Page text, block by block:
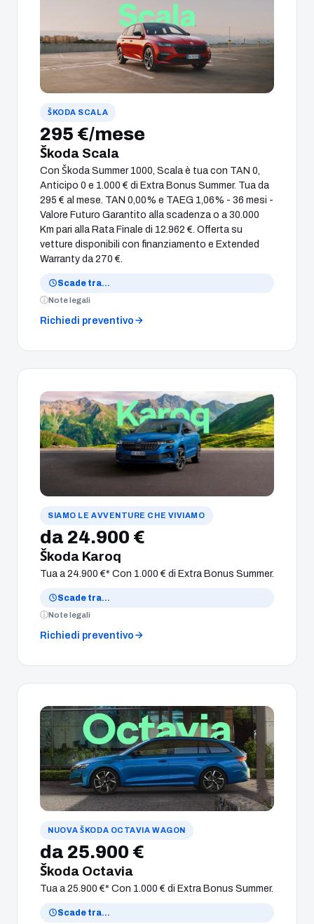
ŠKODA SCALA
295 €/mese
Škoda Scala
Con Škoda Summer 1000, Scala è tua con TAN 0,
Anticipo 0 e 1.000 € di Extra Bonus Summer. Tua da
295 € al mese. TAN 0,00% e TAEG 1,06% - 36 mesi -
Valore Futuro Garantito alla scadenza o a 30.000
Km pari alla Rata Finale di 12.962 €. Offerta su
vetture disponibili con finanziamento e Extended
Warranty da 270 €.
Scade tra…
Note legali
Richiedi preventivo
SIAMO LE AVVENTURE CHE VIVIAMO
da 24.900 €
Škoda Karoq
Tua a 24.900 €* Con 1.000 € di Extra Bonus Summer.
Scade tra…
Note legali
Richiedi preventivo
NUOVA ŠKODA OCTAVIA WAGON
da 25.900 €
Škoda Octavia
Tua a 25.900 €* Con 1.000 € di Extra Bonus Summer.
Scade tra…